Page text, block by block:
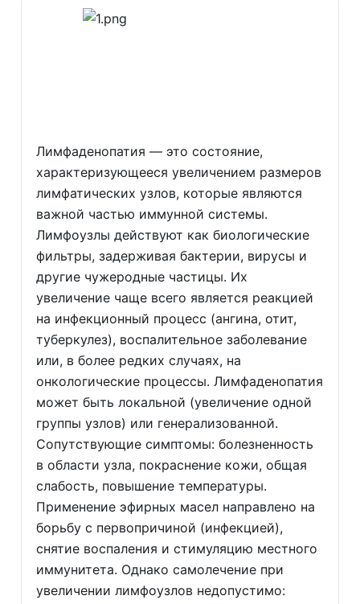
Лимфаденопатия — это состояние,
характеризующееся увеличением размеров
лимфатических узлов, которые являются
важной частью иммунной системы.
Лимфоузлы действуют как биологические
фильтры, задерживая бактерии, вирусы и
другие чужеродные частицы. Их
увеличение чаще всего является реакцией
на инфекционный процесс (ангина, отит,
туберкулез), воспалительное заболевание
или, в более редких случаях, на
онкологические процессы. Лимфаденопатия
может быть локальной (увеличение одной
группы узлов) или генерализованной.
Сопутствующие симптомы: болезненность
в области узла, покраснение кожи, общая
слабость, повышение температуры.
Применение эфирных масел направлено на
борьбу с первопричиной (инфекцией),
снятие воспаления и стимуляцию местного
иммунитета. Однако самолечение при
увеличении лимфоузлов недопустимо: